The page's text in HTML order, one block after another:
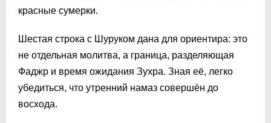
красные сумерки.
Шестая строка с Шуруком дана для ориентира: это
не отдельная молитва, а граница, разделяющая
Фаджр и время ожидания Зухра. Зная её, легко
убедиться, что утренний намаз совершён до
восхода.